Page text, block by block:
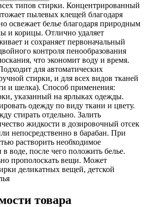
типов стирки. Концентрированный
пылевых клещей благодаря
освежает белье благодаря природным
и корицы. Отлично удаляет
и сохраняет первоначальный
контроля пенообразования
что экономит воду и время.
для автоматических
стирки, и для всех видов тканей
и шелка). Способ применения:
указанный на ярлыках одежды.
одежду по виду ткани и цвету.
стирать отдельно. Залить
жидкости в дозировочный отсек
непосредственно в барабан. При
растворить необходимое
воде, после чего положить белье.
прополоскать вещи. Может
деликатных вещей, детской
товара